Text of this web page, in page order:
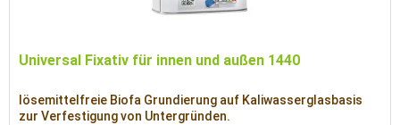
Universal Fixativ für innen und außen 1440
lösemittelfreie Biofa Grundierung auf Kaliwasserglasbasis
zur Verfestigung von Untergründen.